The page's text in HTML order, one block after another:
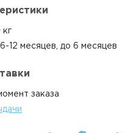
кг
6-12 месяцев, до 6 месяцев
заказа